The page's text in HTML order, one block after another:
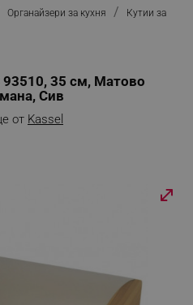
Органайзери за кухня
Кутии за
93510, 35 см, Матово
Сив
от Kassel